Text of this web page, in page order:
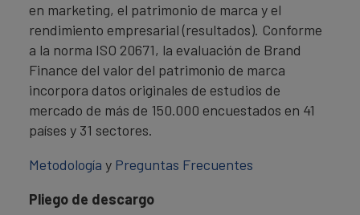
en marketing, el patrimonio de marca y el
rendimiento empresarial (resultados). Conforme
a la norma ISO 20671, la evaluación de Brand
Finance del valor del patrimonio de marca
incorpora datos originales de estudios de
mercado de más de 150.000 encuestados en 41
países y 31 sectores.
Metodología y Preguntas Frecuentes
Pliego de descargo